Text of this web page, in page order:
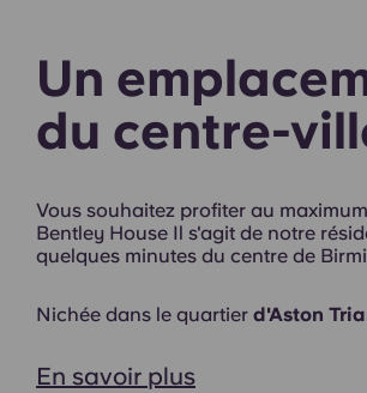
Extérieur
Un
du centre-
Vous souhaitez profiter au
Bentley House Il s'agit de notre
quelques minutes du centre de
Nichée dans le quartier d'Aston
En savoir plus